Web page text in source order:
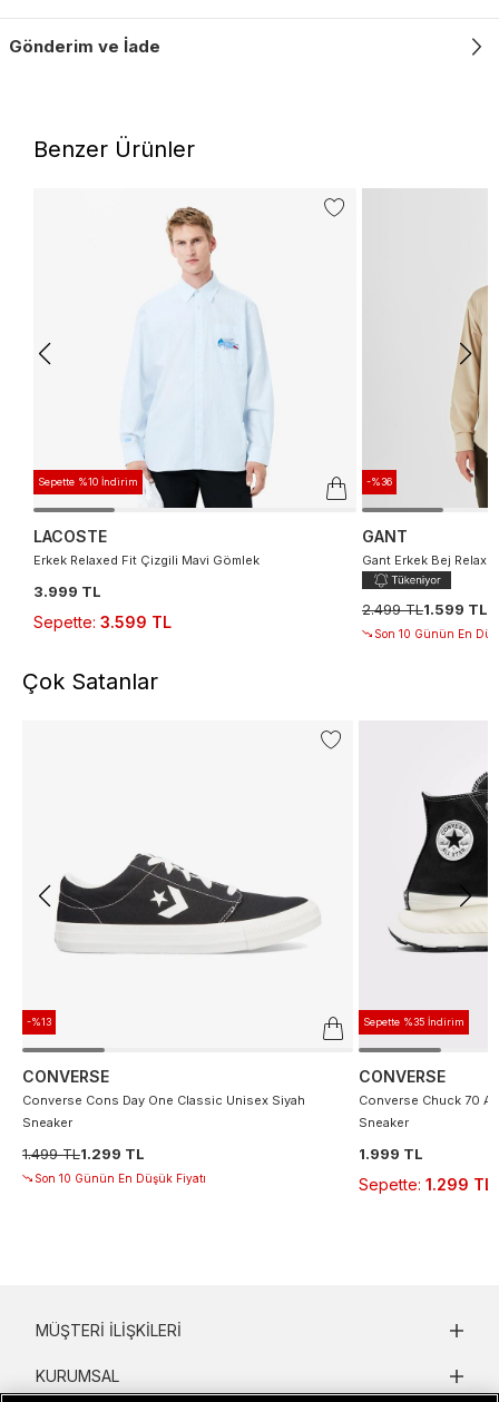
Gönderim ve İade
Benzer Ürünler
Sepette %10 İndirim
LACOSTE
Erkek Relaxed Fit Çizgili Mavi Gömlek
3.999 TL
Sepette: 3.599 TL
-%36
GANT
Gant Erkek Bej
2.499 TL1.599 TL
Son 10 Günün En
Çok Satanlar
-%13
CONVERSE
Converse Cons Day One Classic Unisex Siyah
Sneaker
1.499 TL1.299 TL
Son 10 Günün En Düşük Fiyatı
Sepette %35 İndirim
CONVERSE
Converse Chuck 70
Sneaker
1.999 TL
Sepette: 1.299 TL
MÜŞTERI İLIŞKILERI
KURUMSAL